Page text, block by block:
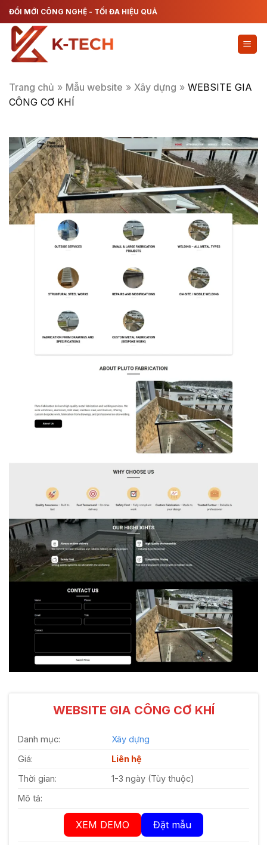
Chuyển
đến
dung
ĐỔI MỚI CÔNG NGHỆ - TỐI ĐA HIỆU QUẢ
Trang chủ » Mẫu website » Xây dựng » WEBSITE GIA
CÔNG CƠ KHÍ
WEBSITE GIA CÔNG CƠ KHÍ
Danh mục:
Xây dựng
Giá:
Liên hệ
Thời gian:
1-3 ngày (Tùy thuộc)
Mô tả:
XEM DEMO Đặt mẫu